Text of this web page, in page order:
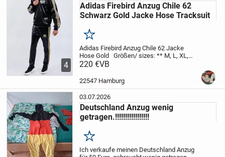
4
Adidas Firebird Anzug Chile 62
Schwarz Gold Jacke Hose Tracksuit
Merken
Adidas Firebird Anzug Chile 62 Jacke
Hose Gold
Größen/ sizes: ** M, L, XL,
XXL **Zustand/condition: Neu mit Etikett
Preis pro Anzug (Jacke+Hose)
220 €VB
22547 Hamburg
03.07.2026
Deutschland Anzug wenig
getragen.!!!!!!!!!!!!!!!!!
Merken
Ich verkaufe meinen Deutschland Anzug